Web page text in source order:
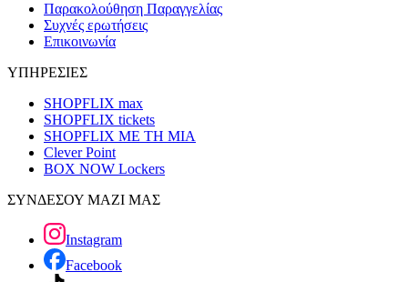
Παρακολούθηση Παραγγελίας
Συχνές ερωτήσεις
Επικοινωνία
ΥΠΗΡΕΣΙΕΣ
SHOPFLIX max
SHOPFLIX tickets
SHOPFLIX ΜΕ ΤΗ ΜΙΑ
Clever Point
BOX NOW Lockers
ΣΥΝΔΕΣΟΥ ΜΑΖΙ ΜΑΣ
Instagram
Facebook